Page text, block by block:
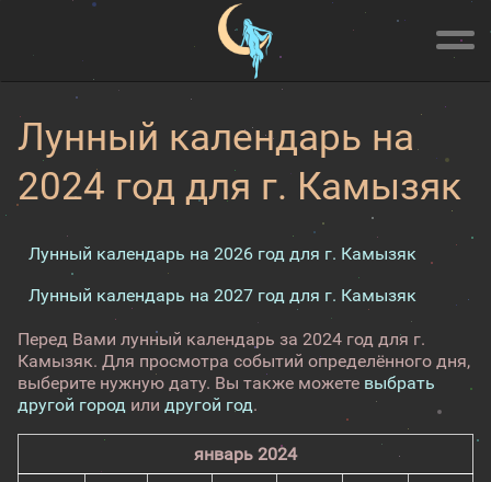
Лунный календарь на
2024 год для г. Камызяк
Лунный календарь на 2026 год для г. Камызяк
Лунный календарь на 2027 год для г. Камызяк
Перед Вами лунный календарь за 2024 год для г.
Камызяк. Для просмотра событий определённого дня,
выберите нужную дату. Вы также можете выбрать
другой город или другой год.
январь 2024